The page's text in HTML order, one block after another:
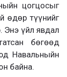
цогцосыг
өдөр түүнийг
Энэ үйл явдал
бөгөөд
Навальныйн
байна.